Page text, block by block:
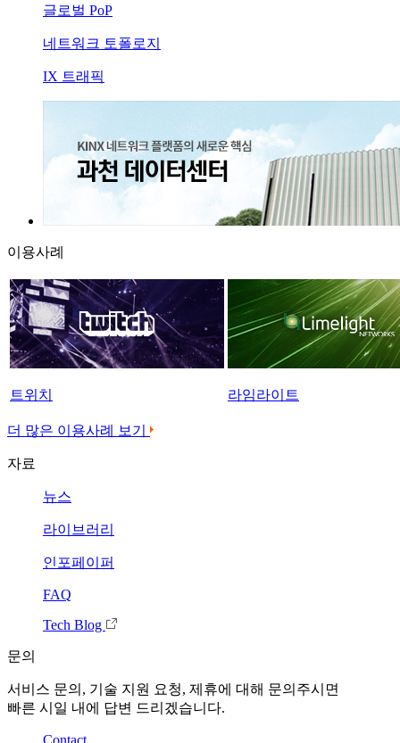
글로벌 PoP
네트워크 토폴로지
IX 트래픽
이용사례
트위치 라임라이트
더 많은 이용사례 보기
자료
뉴스
라이브러리
인포페이퍼
FAQ
Tech Blog
문의
서비스 문의, 기술 지원 요청, 제휴에 대해 문의주시면
빠른 시일 내에 답변 드리겠습니다.
Contact